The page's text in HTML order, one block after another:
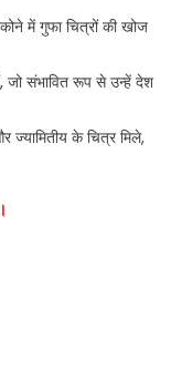
में गुफा चित्रों की खोज
जो संभावित रूप से उन्हें देश
ज्यामितीय के चित्र मिले,